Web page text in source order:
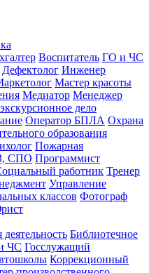
Воспитатель ГО и ЧС
Дефектолог Инженер
Мастер красоты
Медиатор Менеджер
дело
Оператор БПЛА Охрана
образования
Пожарная
СПО Программист
работник Тренер
Управление
классов Фотограф
Библиотечное
ЧС Госслужащий
Коррекционный